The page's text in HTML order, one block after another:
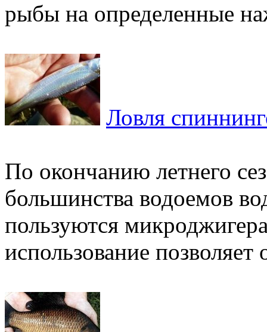
рыбы на определенные
Ловля
По окончанию летнего
большинства водоемов
пользуются
использование позволяет